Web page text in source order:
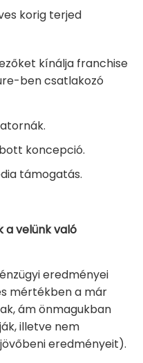
korig terjed
kínálja franchise
ben csatlakozó
koncepció.
támogatás.
a velünk való
eredményei
mértékben a már
ám önmagukban
illetve nem
eredményeit).